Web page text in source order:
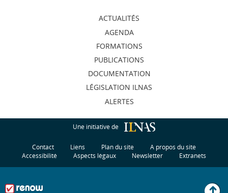
ACTUALITÉS
AGENDA
FORMATIONS
PUBLICATIONS
DOCUMENTATION
LÉGISLATION ILNAS
ALERTES
Une initiative de
Contact Liens Plan du site
A propos du site
Accessibilité
Aspects légaux Newsletter Extranets
H
u
t
d
p
g